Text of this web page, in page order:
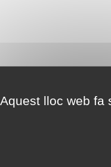
Aquest lloc web fa